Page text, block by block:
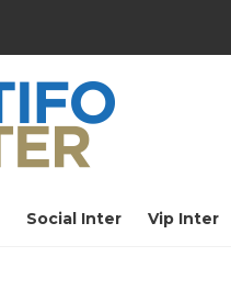
Social Inter Vip Inter